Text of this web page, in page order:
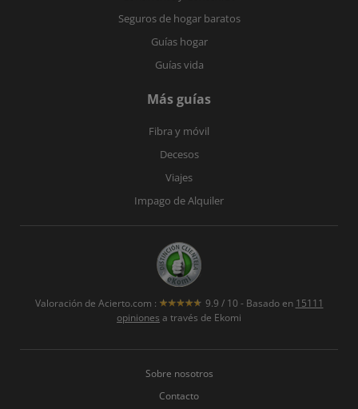
Seguros de hogar baratos
Guías hogar
Guías vida
Más guías
Fibra y móvil
Decesos
Viajes
Impago de Alquiler
Valoración de Acierto.com : 9.9 / 10 - Basado en 15111
opiniones a través de Ekomi
Sobre nosotros
Contacto